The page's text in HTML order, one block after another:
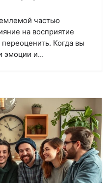
частью
на восприятие
Когда вы
эмоции и…